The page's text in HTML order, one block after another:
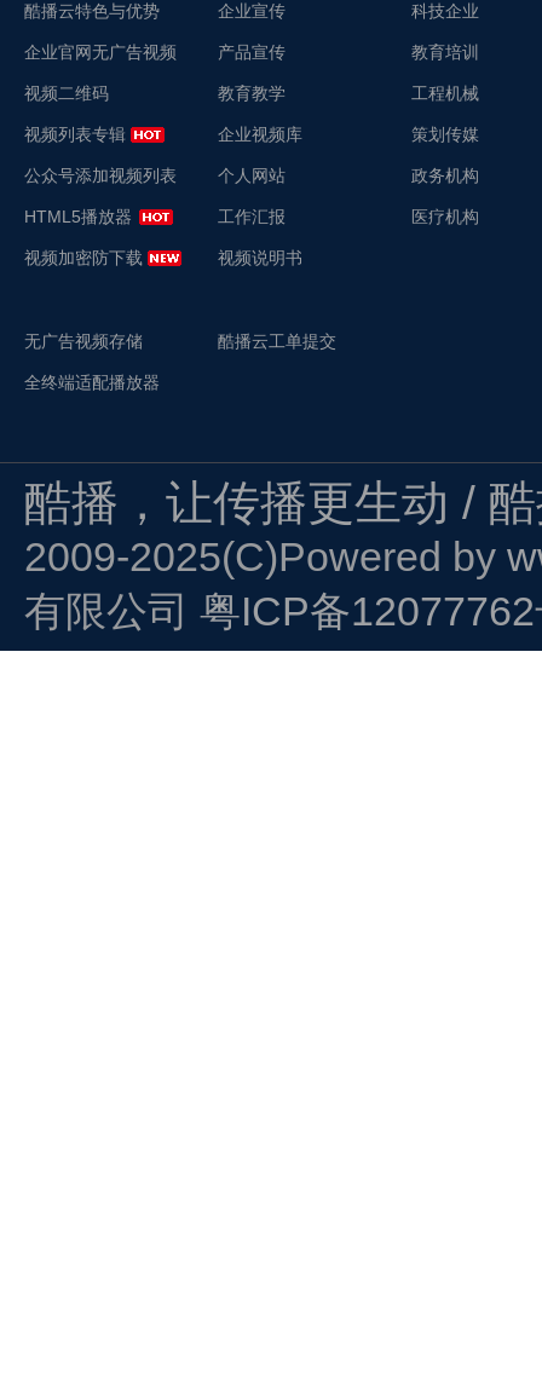
酷播云特色与优势
企业官网无广告视频
视频二维码
视频列表专辑
公众号添加视频列表
HTML5播放器
视频加密防下载
无广告视频存储
全终端适配播放器
企业宣传
产品宣传
教育教学
企业视频库
个人网站
工作汇报
视频说明书
酷播云工单提交
科技企业
教育培训
工程机械
策划传媒
政务机构
医疗机构
酷播，让传播更生动 /
2009-2025(C)Powered by
有限公司 粤ICP备